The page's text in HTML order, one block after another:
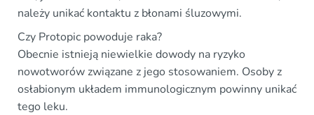
należy unikać kontaktu z błonami śluzowymi.
Czy Protopic powoduje raka?
Obecnie istnieją niewielkie dowody na ryzyko
nowotworów związane z jego stosowaniem. Osoby z
osłabionym układem immunologicznym powinny unikać
tego leku.